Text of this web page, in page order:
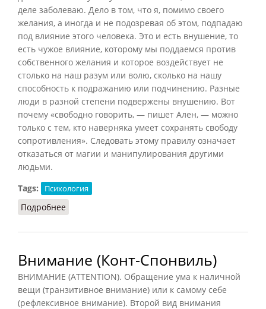
деле заболеваю. Дело в том, что я, помимо своего
желания, а иногда и не подозревая об этом, подпадаю
под влияние этого человека. Это и есть внушение, то
есть чужое влияние, которому мы поддаемся против
собственного желания и которое воздействует не
столько на наш разум или волю, сколько на нашу
способность к подражанию или подчинению. Разные
люди в разной степени подвержены внушению. Вот
почему «свободно говорить, — пишет Ален, — можно
только с тем, кто наверняка умеет сохранять свободу
сопротивления». Следовать этому правилу означает
отказаться от магии и манипулирования другими
людьми.
Tags:
Психология
Подробнее
Внимание (Конт-Спонвиль)
ВНИМАНИЕ (ATTENTION). Обращение ума к наличной
вещи (транзитивное внимание) или к самому себе
(рефлексивное внимание). Второй вид внимания